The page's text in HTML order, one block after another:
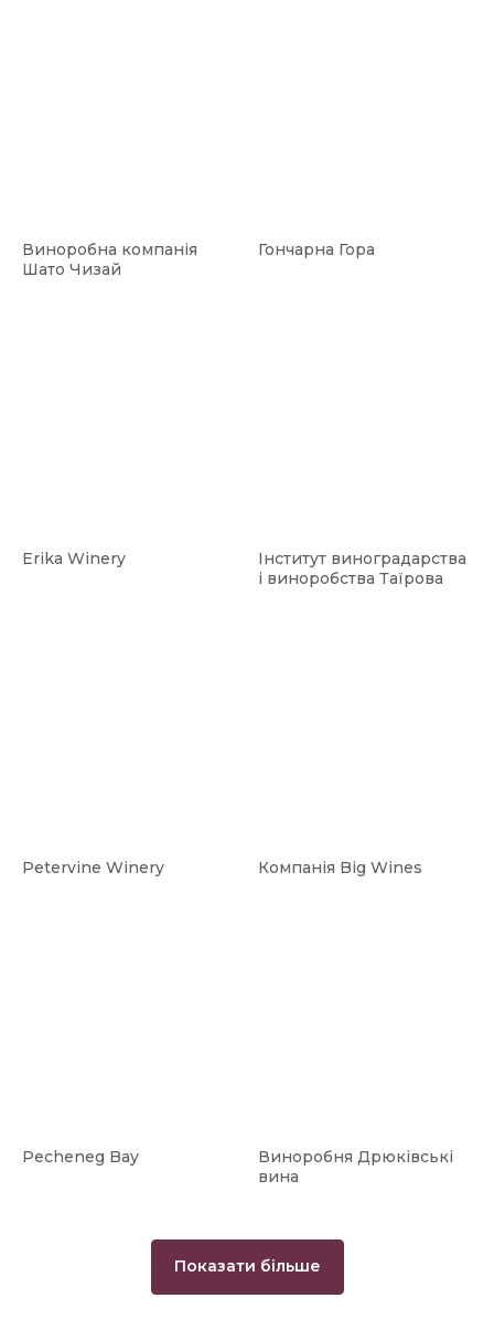
Виноробна компанія
Шато Чизай
Гончарна Гора
Erika Winery
Інститут виноградарства
і виноробства Таїрова
Petervine Winery Компанія Big Wines
Pecheneg Bay
Виноробня Дрюківські
вина
Показати більше